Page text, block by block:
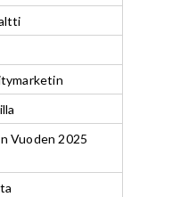
Vuoden 2025